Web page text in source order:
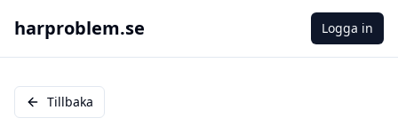
harproblem.se Logga in
Tillbaka